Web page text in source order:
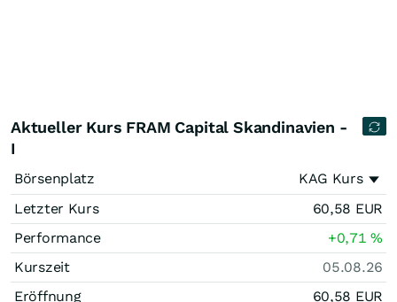
Aktueller Kurs FRAM Capital Skandinavien -
I
Börsenplatz
KAG Kurs
Letzter Kurs
60,58 EUR
Performance
+0,71%
Kurszeit
05.08.26
Eröffnung
60,58 EUR